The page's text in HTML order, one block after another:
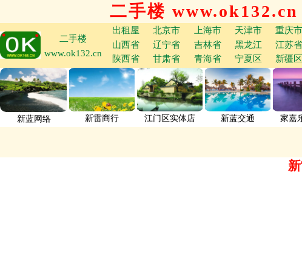
二手楼 www.ok132.cn
二手楼
www.ok132.cn
出租屋 北京市 上海市 天津市 重庆市
山西省
辽宁省 吉林省 黑龙江 江苏省
陕西省
甘肃省 青海省 宁夏区 新疆区
新蓝网络 新雷商行 江门区实体店 新蓝交通 家嘉